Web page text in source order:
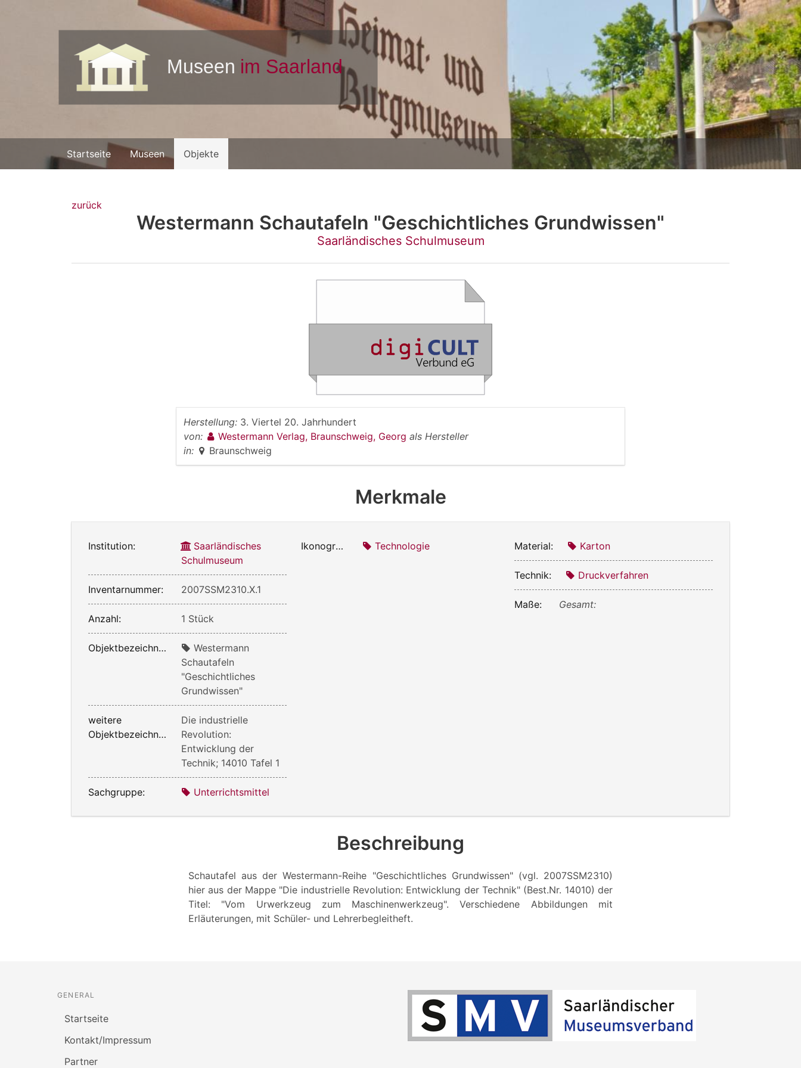
Startseite Museen Objekte
zurück
Westermann Schautafeln "Geschichtliches Grundwissen"
Saarländisches Schulmuseum
Herstellung: 3. Viertel 20. Jahrhundert
von:
Westermann Verlag, Braunschweig, Georg als Hersteller
in:
Braunschweig
Merkmale
Institution:
Saarländisches
Schulmuseum
Inventarnummer: 2007SSM2310.X.1
Anzahl: 1 Stück
Objektbezeichnung:
Westermann
Schautafeln
"Geschichtliches
Grundwissen"
weitere
Objektbezeichnung:
Die industrielle
Revolution:
Entwicklung der
Technik; 14010 Tafel 1
Sachgruppe: Unterrichtsmittel
Ikonografie: Technologie Material: Karton
Technik: Druckverfahren
Maße: Gesamt:
Beschreibung
Schautafel aus der Westermann-Reihe "Geschichtliches Grundwissen" (vgl. 2007SSM2310)
hier aus der Mappe "Die industrielle Revolution: Entwicklung der Technik" (Best.Nr. 14010) der
Titel: "Vom Urwerkzeug zum Maschinenwerkzeug". Verschiedene Abbildungen mit
Erläuterungen, mit Schüler- und Lehrerbegleitheft.
GENERAL
Startseite
Kontakt/Impressum
Partner